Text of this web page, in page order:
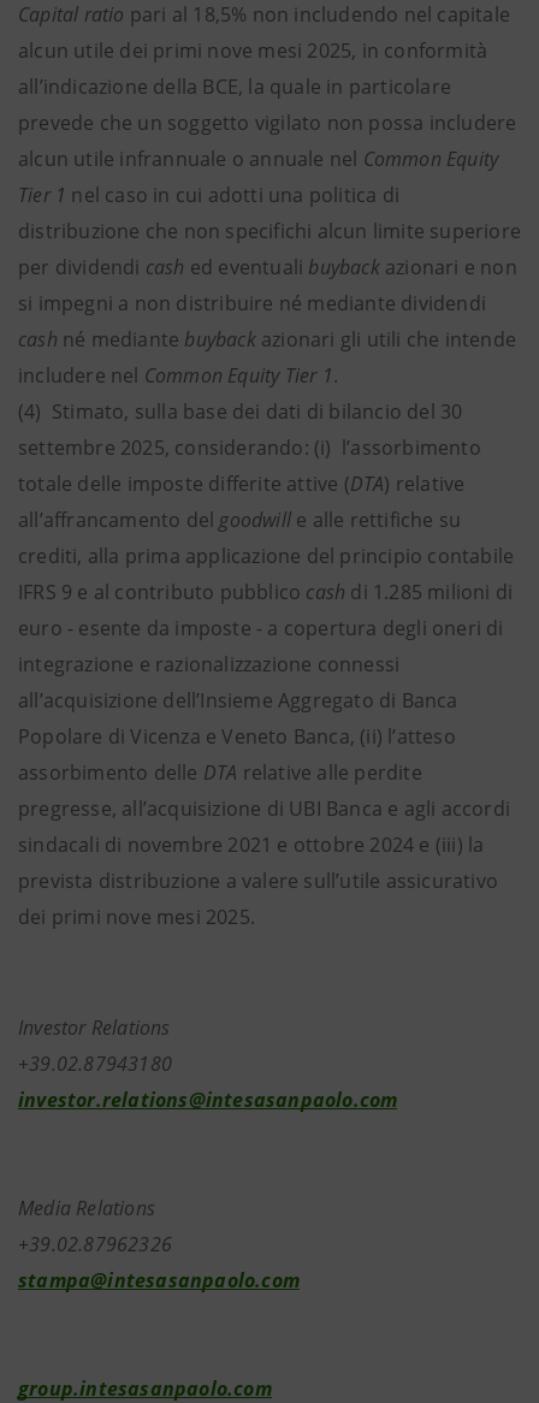
Capital ratio pari al 18,5% non includendo nel capitale
alcun utile dei primi nove mesi 2025, in conformità
all’indicazione della BCE, la quale in particolare
prevede che un soggetto vigilato non possa includere
alcun utile infrannuale o annuale nel Common Equity
Tier 1 nel caso in cui adotti una politica di
distribuzione che non specifichi alcun limite superiore
per dividendi cash ed eventuali buybackazionari e non
si impegni a non distribuire né mediante dividendi
cash né mediante buybackazionari gli utili che intende
includere nel Common Equity Tier 1.
(4) Stimato, sulla base dei dati di bilancio del 30
settembre 2025, considerando: (i) l’assorbimento
totale delle imposte differite attive (DTA) relative
all’affrancamento del goodwill e alle rettifiche su
crediti, alla prima applicazione del principio contabile
IFRS 9 e al contributo pubblico cash di 1.285 milioni di
euro - esente da imposte - a copertura degli oneri di
integrazione e razionalizzazione connessi
all’acquisizione dell’Insieme Aggregato di Banca
Popolare di Vicenza e Veneto Banca, (ii) l’atteso
assorbimento delle DTA relative alle perdite
pregresse, all’acquisizione di UBI Banca e agli accordi
sindacali di novembre 2021 e ottobre 2024 e (iii) la
prevista distribuzione a valere sull’utile assicurativo
dei primi nove mesi 2025.
Investor Relations
+39.02.87943180
investor.relations@intesasanpaolo.com
Media Relations
+39.02.87962326
stampa@intesasanpaolo.com
group.intesasanpaolo.com